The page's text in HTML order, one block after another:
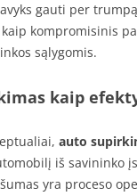
gauti per
kompromisinis
sąlygomis.
kaip
auto
iš savininko
yra proceso